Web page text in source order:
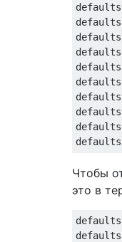
Чтобы
это в
defaults
defaults